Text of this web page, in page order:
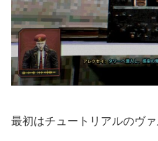
最初はチュートリアルのヴ